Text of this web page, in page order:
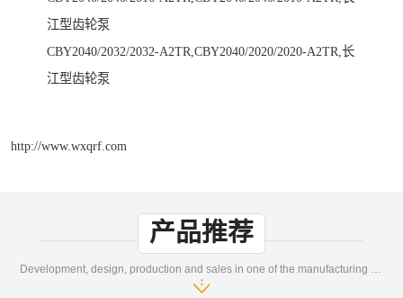
江型齿轮泵
CBY2040/2032/2032-A2TR,CBY2040/2020/2020-A2TR,长
江型齿轮泵
http://www.wxqrf.com
产品推荐